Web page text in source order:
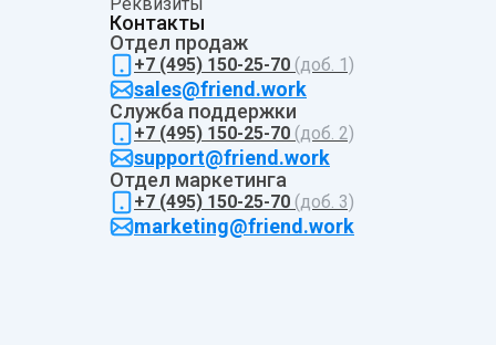
Контакты
Отдел продаж
+7 (495) 150-25-70 (доб. 1)
sales@friend.work
Служба поддержки
+7 (495) 150-25-70 (доб. 2)
support@friend.work
Отдел маркетинга
+7 (495) 150-25-70 (доб. 3)
marketing@friend.work